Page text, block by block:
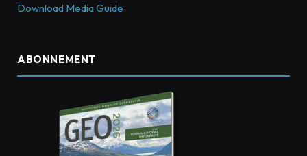
Download Media Guide
ABONNEMENT